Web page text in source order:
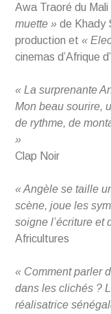
Awa Traoré du
muette » de Khady
production et«
cinemas d’Afrique
« La surprenante
Mon beau sourire,
de rythme, de
»
Clap Noir
« Angèle se taille
scène, joue les
soigne l’écriture et
Africultures
« Comment parler
dans les clichés ?
réalisatrice